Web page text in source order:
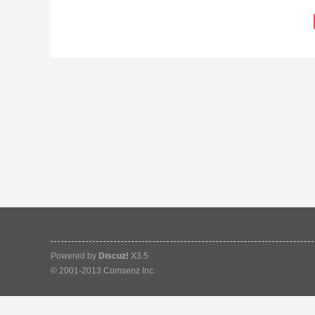
Powered by Discuz! X3.5
© 2001-2013 Comsenz Inc.